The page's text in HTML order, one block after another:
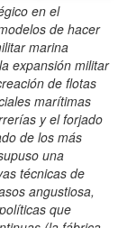
en el
de hacer
marina
expansión militar
de flotas
marítimas
y el forjado
de los más
una
técnicas de
angustiosa,
que